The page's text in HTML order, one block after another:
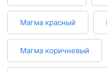
Магма красный
Магма коричневый